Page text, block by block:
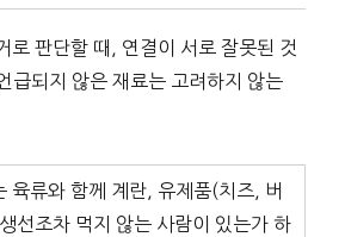
로 판단할 때, 연결이 서로 잘못된 것
급되지 않은 재료는 고려하지 않는
육류와 함께 계란, 유제품(치즈, 버
선조차 먹지 않는 사람이 있는가 하